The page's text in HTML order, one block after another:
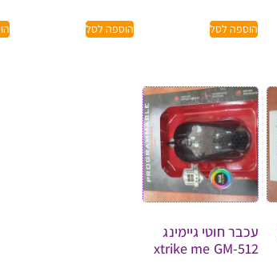
הוספה לסל הוספה לסל
עכבר חוטי גיימינג
xtrike me GM-512